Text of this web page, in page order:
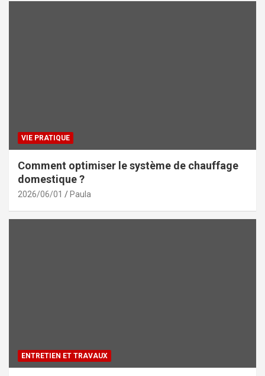
VIE PRATIQUE
Comment optimiser le système de chauffage
domestique ?
2026/06/01 Paula
ENTRETIEN ET TRAVAUX